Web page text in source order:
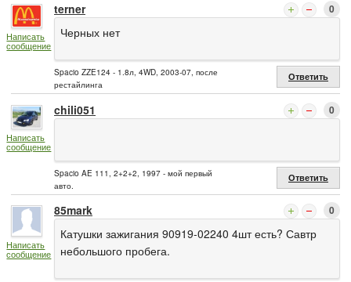
Написать
сообщение
terner 0
Черных нет
Spacio ZZE124 - 1.8л, 4WD, 2003-07, после
рестайлинга
Ответить
Написать
сообщение
chili051 0
Spacio AE 111, 2+2+2, 1997 - мой первый
авто.
Ответить
Написать
сообщение
85mark 0
Катушки зажигания 90919-02240 4шт есть? Савтр
небольшого пробега.